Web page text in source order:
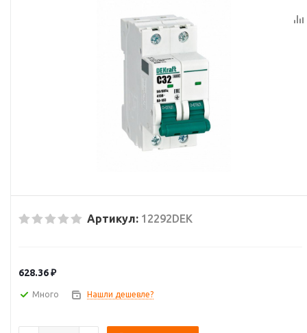
Артикул: 12292DEK
628.36₽
Много Нашли дешевле?